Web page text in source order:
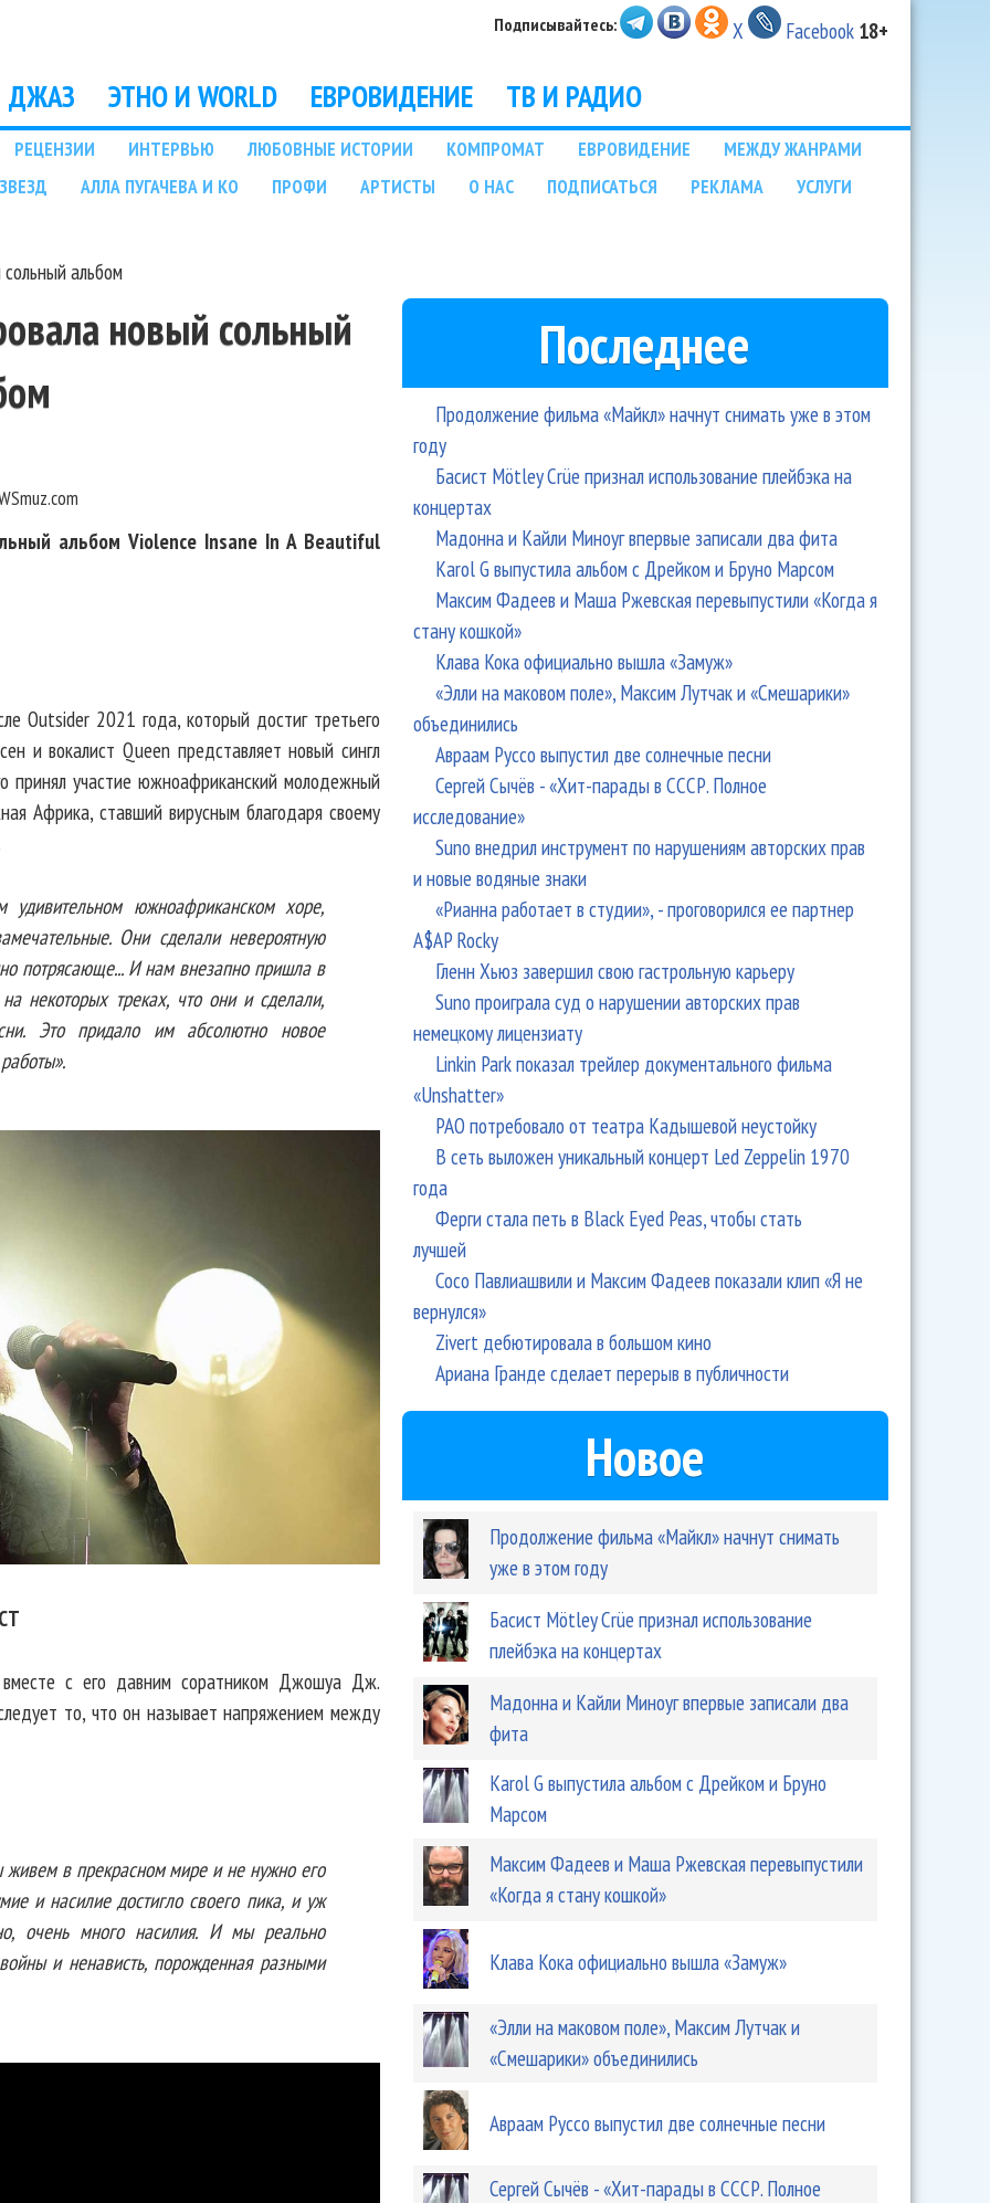
Подписывайтесь: X Facebook 18+
ДЖАЗ ЭТНО И WORLD ЕВРОВИДЕНИЕ ТВ И РАДИО
РЕЦЕНЗИИ ИНТЕРВЬЮ ЛЮБОВНЫЕ ИСТОРИИ КОМПРОМАТ ЕВРОВИДЕНИЕ
МЕЖДУ ЖАНРАМИ
АЛЛА ПУГАЧЕВА И КО ПРОФИ АРТИСТЫ О НАС ПОДПИСАТЬСЯ РЕКЛАМА
УСЛУГИ
альбом
новый сольный
альбом Violence Insane In A Beautiful
Outsider 2021 года, который достиг третьего
и вокалист Queen представляет новый сингл
принял участие южноафриканский молодежный
Африка, ставший вирусным благодаря своему
южноафриканском хоре,
Они сделали невероятную
потрясающе... И нам внезапно пришла в
некоторых треках, что они и сделали,
Это придало им абсолютно новое
с его давним соратником Джошуа Дж.
то, что он называет напряжением между
в прекрасном мире и не нужно его
и насилие достигло своего пика, и уж
очень много насилия. И мы реально
и ненависть, порожденная разными
Последнее
Продолжение фильма «Майкл» начнут снимать уже в этом
году
Басист Mötley Crüe признал использование плейбэка на
концертах
Мадонна и Кайли Миноуг впервые записали два фита
Karol G выпустила альбом с Дрейком и Бруно Марсом
Максим Фадеев и Маша Ржевская перевыпустили «Когда я
стану кошкой»
Клава Кока официально вышла «Замуж»
«Элли на маковом поле», Максим Лутчак и «Смешарики»
объединились
Авраам Руссо выпустил две солнечные песни
Сергей Сычёв - «Хит-парады в СССР. Полное
исследование»
Suno внедрил инструмент по нарушениям авторских прав
и новые водяные знаки
«Рианна работает в студии», - проговорился ее партнер
A$AP Rocky
Гленн Хьюз завершил свою гастрольную карьеру
Suno проиграла суд о нарушении авторских прав
немецкому лицензиату
Linkin Park показал трейлер документального фильма
«Unshatter»
РАО потребовало от театра Кадышевой неустойку
В сеть выложен уникальный концерт Led Zeppelin 1970
года
Ферги стала петь в Black Eyed Peas, чтобы стать
лучшей
Сосо Павлиашвили и Максим Фадеев показали клип «Я не
вернулся»
Zivert дебютировала в большом кино
Ариана Гранде сделает перерыв в публичности
Новое
Продолжение фильма «Майкл» начнут снимать
уже в этом году
Басист Mötley Crüe признал использование
плейбэка на концертах
Мадонна и Кайли Миноуг впервые записали два
фита
Karol G выпустила альбом с Дрейком и Бруно
Марсом
Максим Фадеев и Маша Ржевская перевыпустили
«Когда я стану кошкой»
Клава Кока официально вышла «Замуж»
«Элли на маковом поле», Максим Лутчак и
«Смешарики» объединились
Авраам Руссо выпустил две солнечные песни
Сергей Сычёв - «Хит-парады в СССР. Полное